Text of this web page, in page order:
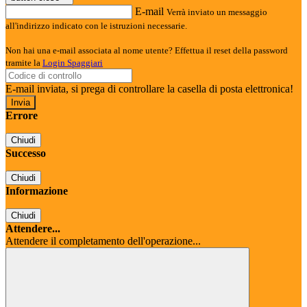
E-mail Verrà inviato un messaggio
all'indirizzo indicato con le istruzioni necessarie.
Non hai una e-mail associata al nome utente? Effettua il reset della password
tramite la Login Spaggiari
E-mail inviata, si prega di controllare la casella di posta elettronica!
Errore
Chiudi
Successo
Chiudi
Informazione
Chiudi
Attendere...
Attendere il completamento dell'operazione...